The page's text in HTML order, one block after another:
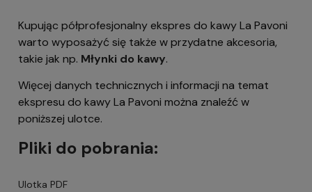
Kupując półprofesjonalny ekspres do kawy La Pavoni
warto wyposażyć się także w przydatne akcesoria,
takie jak np. Młynki do kawy.
Więcej danych technicznych i informacji na temat
ekspresu do kawy La Pavoni można znaleźć w
poniższej ulotce.
Pliki do pobrania:
Ulotka PDF